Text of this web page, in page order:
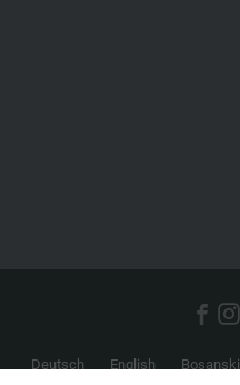
Deutsch English Bosanski